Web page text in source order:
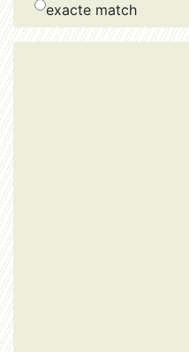
exacte match